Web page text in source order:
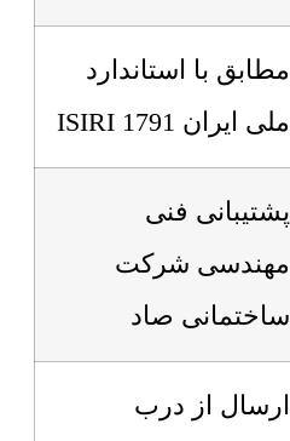
مطابق با استاندارد
ملی ایران 1791 ISIRI
پشتیبانی فنی
مهندسی شرکت
ساختمانی صاد
ارسال از درب